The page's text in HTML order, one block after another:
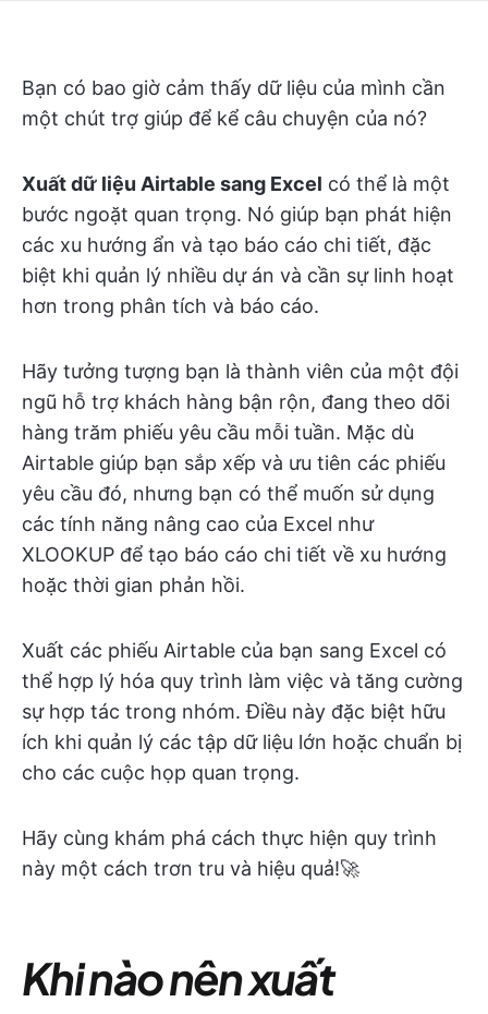
Bạn có bao giờ cảm thấy dữ liệu của mình cần
một chút trợ giúp để kể câu chuyện của nó?
Xuất dữ liệu Airtable sang Excel có thể là một
bước ngoặt quan trọng. Nó giúp bạn phát hiện
các xu hướng ẩn và tạo báo cáo chi tiết, đặc
biệt khi quản lý nhiều dự án và cần sự linh hoạt
hơn trong phân tích và báo cáo.
Hãy tưởng tượng bạn là thành viên của một đội
ngũ hỗ trợ khách hàng bận rộn, đang theo dõi
hàng trăm phiếu yêu cầu mỗi tuần. Mặc dù
Airtable giúp bạn sắp xếp và ưu tiên các phiếu
yêu cầu đó, nhưng bạn có thể muốn sử dụng
các tính năng nâng cao của Excel như
XLOOKUP để tạo báo cáo chi tiết về xu hướng
hoặc thời gian phản hồi.
Xuất các phiếu Airtable của bạn sang Excel có
thể hợp lý hóa quy trình làm việc và tăng cường
sự hợp tác trong nhóm. Điều này đặc biệt hữu
ích khi quản lý các tập dữ liệu lớn hoặc chuẩn bị
cho các cuộc họp quan trọng.
Hãy cùng khám phá cách thực hiện quy trình
này một cách trơn tru và hiệu quả!🚀
Khi nào nên xuất